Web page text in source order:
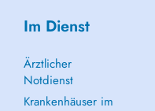
Im Dienst
Ärztlicher
Notdienst
Krankenhäuser im